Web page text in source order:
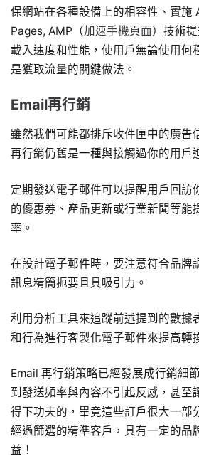
保網站在各種設備上的相容性、實
Pages, AMP（加速手機頁面）技術
載入速度和性能，使用戶無論使用何
是獲取流量的關鍵做法。
Email再行銷
雖然我們可能都排斥收件匣中的廣告
再行銷仍舊是一種與接觸過你的用戶
定期發送電子郵件可以提醒用戶回訪
的優惠券、產品更新或行業新聞等能
率。
在設計電子郵件時，要注意符合品牌
訊息精簡扼要且具吸引力。
利用分析工具來追蹤前述提到的數據
和行為進行客製化電子郵件來提高轉
Email 再行銷策略已經發展成行銷細
到發送頻率與內容不引起反感，甚至
得下功夫的，畢竟這些訂戶很大一部
經過篩選的精準客戶，具有一定的品
益！